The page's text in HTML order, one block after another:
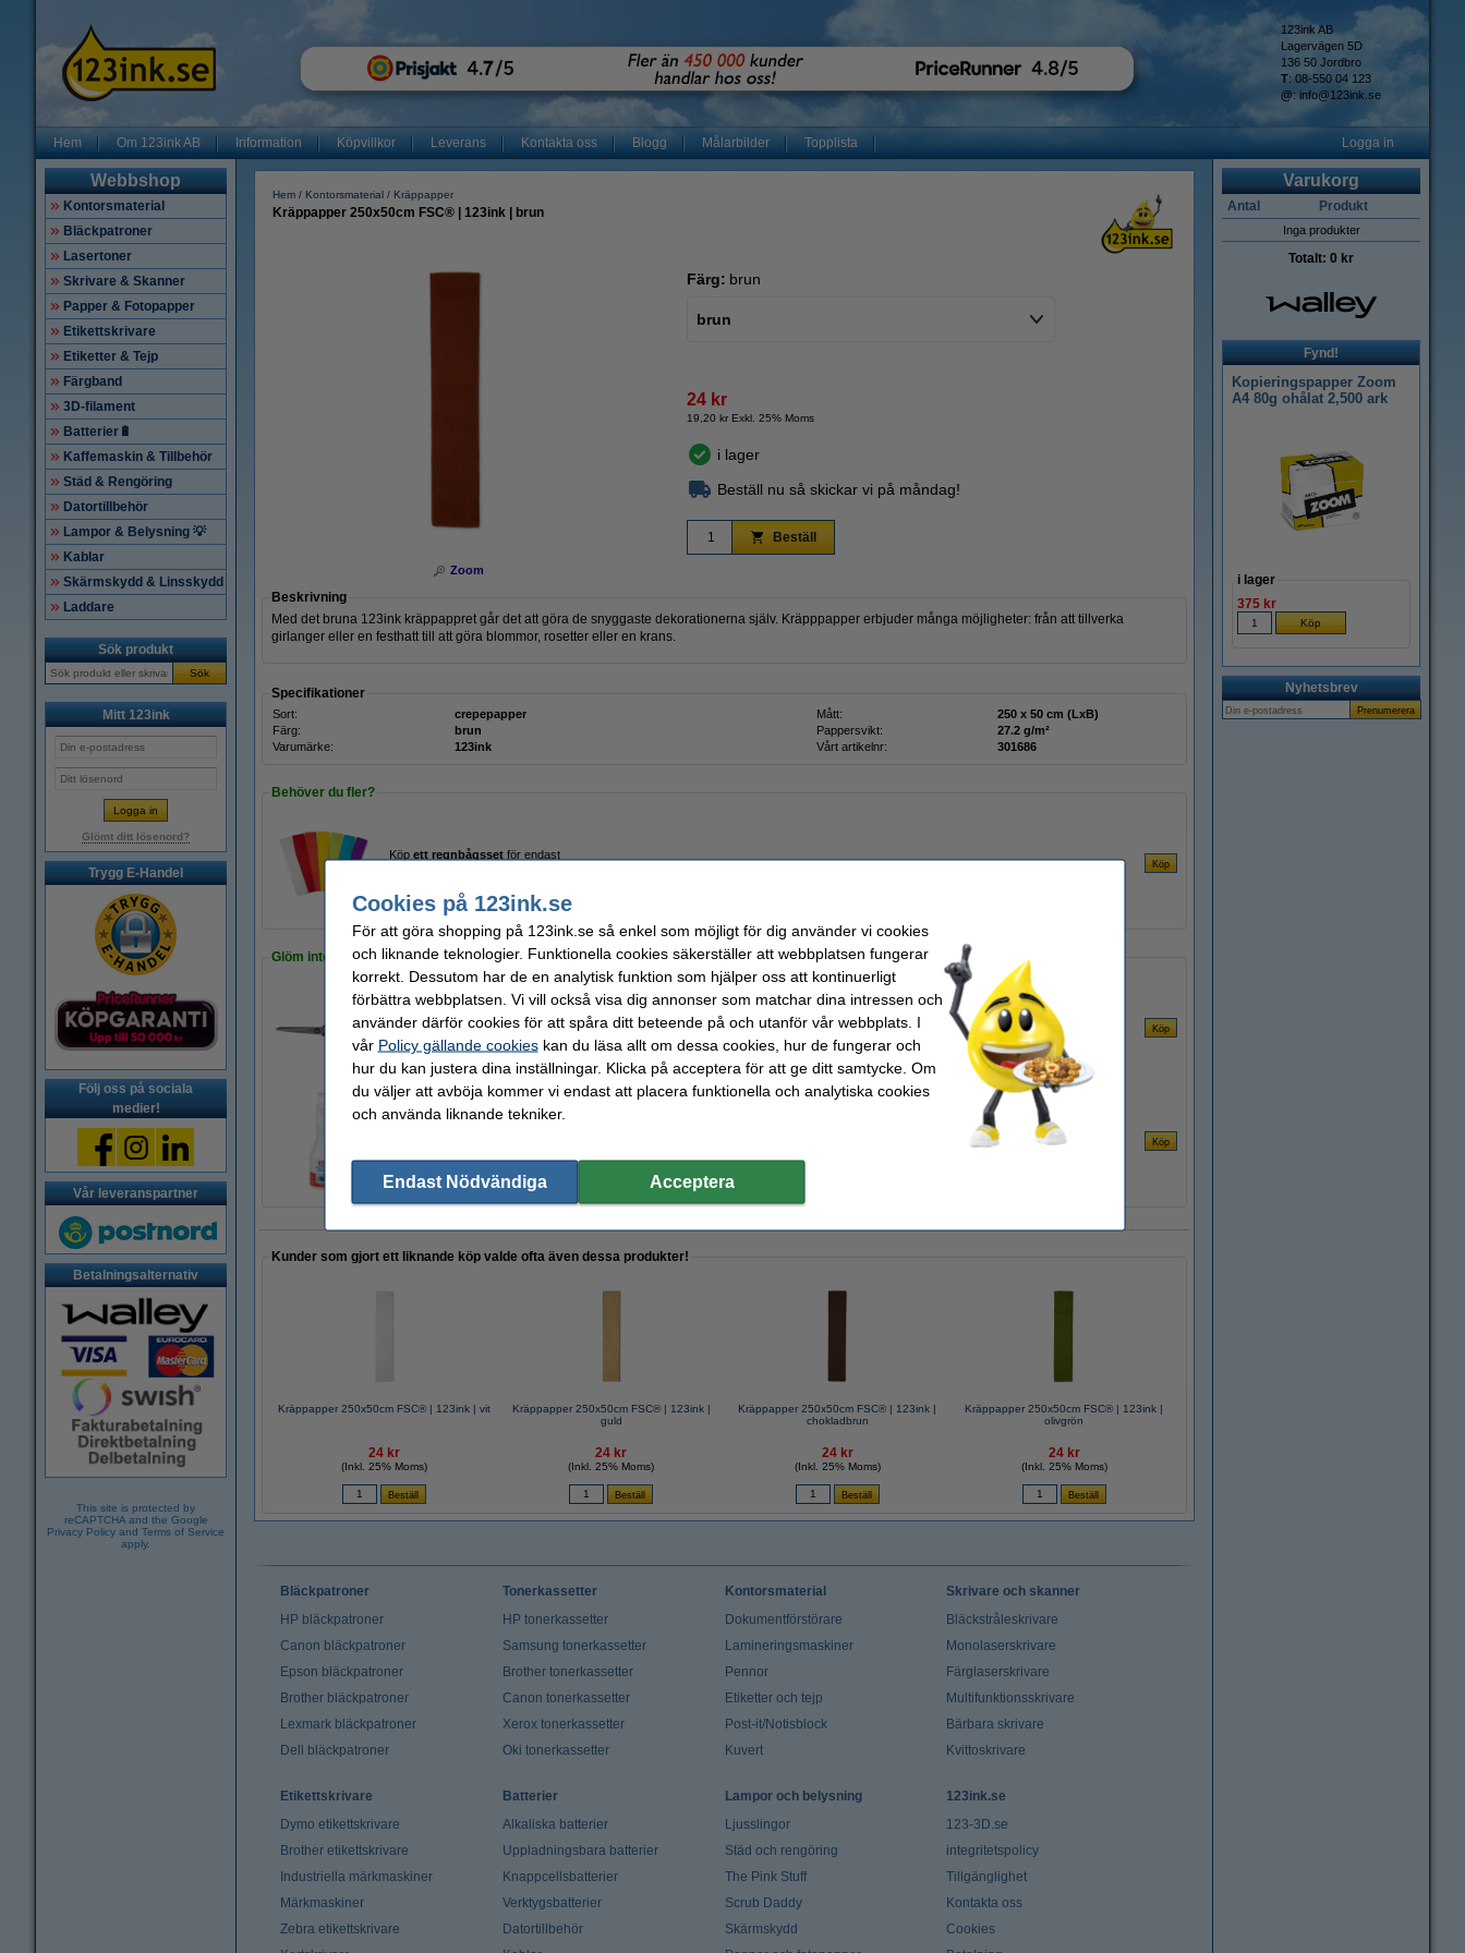
123ink AB
Lagervägen 5D
136 50 Jordbro
T: 08-550 04 123
@: info@123ink.se
Hem Om 123ink AB Information Köpvillkor Leverans Kontakta oss Blogg Målarbilder Topplista Logga in
Webbshop
Kontorsmaterial
Bläckpatroner
Lasertoner
Skrivare & Skanner
Papper & Fotopapper
Etikettskrivare
Etiketter & Tejp
Färgband
3D-filament
Batterier🔋
Kaffemaskin & Tillbehör
Städ & Rengöring
Datortillbehör
Lampor & Belysning 💡
Kablar
Skärmskydd & Linsskydd
Laddare
Sök produkt
Sök
Mitt 123ink
Glömt ditt lösenord?
Trygg E-Handel
Följ oss på sociala
medier!
Vår leveranspartner
Betalningsalternativ
This site is protected by
reCAPTCHA and the Google
Privacy Policy and Terms of Service
apply.
Hem Kontorsmaterial Kräppapper
Kräppapper 250x50cm FSC® | 123ink | brun
Zoom
Färg: brun
brun
24 kr
19,20 kr Exkl. 25% Moms
i lager
Beställ nu så skickar vi på måndag!
Beställ
Beskrivning
Med det bruna 123ink kräppappret går det att göra de snyggaste dekorationerna själv. Kräpppapper erbjuder många möjligheter: från att tillverka
girlanger eller en festhatt till att göra blommor, rosetter eller en krans.
Specifikationer
Sort: crepepapper Mått:
250 x 50 cm (LxB)
Färg:
brun Pappersvikt:
27.2 g/m²
Varumärke:
123ink Vårt artikelnr: 301686
Behöver du fler?
Köp ett regnbågsset för endast
Glöm inte att beställa!
Sax 195mm | 123ink
Kunder som gjort ett liknande köp valde ofta även dessa produkter!
Kräppapper 250x50cm FSC® | 123ink | vit
24 kr
(Inkl. 25% Moms)
Kräppapper 250x50cm FSC® | 123ink |
guld
24 kr
(Inkl. 25% Moms)
Kräppapper 250x50cm FSC® | 123ink |
chokladbrun
24 kr
(Inkl. 25% Moms)
Kräppapper 250x50cm FSC® | 123ink |
olivgrön
24 kr
(Inkl. 25% Moms)
Varukorg
Antal Produkt
Inga produkter
Totalt: 0 kr
Fynd!
Kopieringspapper Zoom
A4 80g ohålat 2,500 ark
i lager
375 kr
Nyhetsbrev
Bläckpatroner
HP bläckpatroner
Canon bläckpatroner
Epson bläckpatroner
Brother bläckpatroner
Lexmark bläckpatroner
Dell bläckpatroner
Tonerkassetter
HP tonerkassetter
Samsung tonerkassetter
Brother tonerkassetter
Canon tonerkassetter
Xerox tonerkassetter
Oki tonerkassetter
Kontorsmaterial
Dokumentförstörare
Lamineringsmaskiner
Pennor
Etiketter och tejp
Post-it/Notisblock
Kuvert
Skrivare och skanner
Bläckstråleskrivare
Monolaserskrivare
Färglaserskrivare
Multifunktionsskrivare
Bärbara skrivare
Kvittoskrivare
Etikettskrivare
Dymo etikettskrivare
Brother etikettskrivare
Industriella märkmaskiner
Märkmaskiner
Zebra etikettskrivare
Batterier
Alkaliska batterier
Uppladningsbara batterier
Knappcellsbatterier
Verktygsbatterier
Datortillbehör
Lampor och belysning
Ljusslingor
Städ och rengöring
The Pink Stuff
Scrub Daddy
Skärmskydd
123ink.se
123-3D.se
integritetspolicy
Tillgänglighet
Kontakta oss
Cookies
Cookies på 123ink.se
För att göra shopping på 123ink.se så enkel som möjligt för dig använder vi cookies
och liknande teknologier. Funktionella cookies säkerställer att webbplatsen fungerar
korrekt. Dessutom har de en analytisk funktion som hjälper oss att kontinuerligt
förbättra webbplatsen. Vi vill också visa dig annonser som matchar dina intressen och
använder därför cookies för att spåra ditt beteende på och utanför vår webbplats. I
vår Policy gällande cookieskan du läsa allt om dessa cookies, hur de fungerar och
hur du kan justera dina inställningar. Klicka på acceptera för att ge ditt samtycke. Om
du väljer att avböja kommer vi endast att placera funktionella och analytiska cookies
och använda liknande tekniker.
Endast Nödvändiga Acceptera